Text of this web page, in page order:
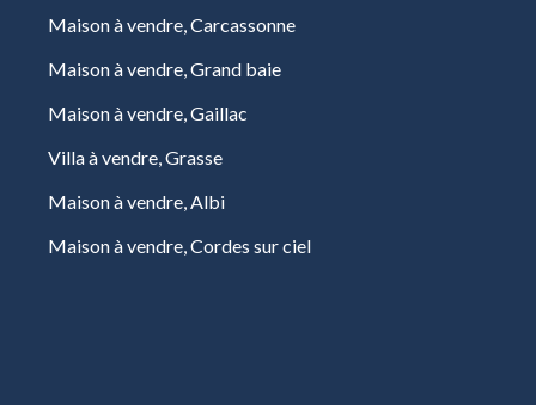
Maison à vendre, Carcassonne
Maison à vendre, Grand baie
Maison à vendre, Gaillac
Villa à vendre, Grasse
Maison à vendre, Albi
Maison à vendre, Cordes sur ciel